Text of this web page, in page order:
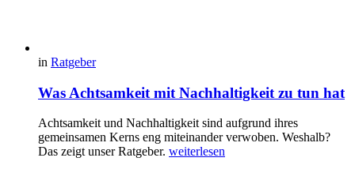
in Ratgeber
Was Achtsamkeit mit Nachhaltigkeit zu tun hat
Achtsamkeit und Nachhaltigkeit sind aufgrund ihres
gemeinsamen Kerns eng miteinander verwoben. Weshalb?
Das zeigt unser Ratgeber. weiterlesen